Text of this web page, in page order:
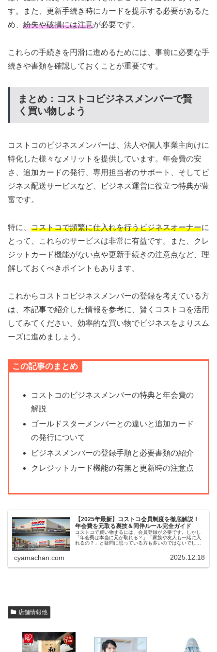
す。また、更新手続き時にカードを提示する必要があるた
め、 紛失や破損には注意が必要です。
これらの手続きを円滑に進めるためには、事前に必要な手
続きや書類を確認しておくことが重要です。
まとめ：コストコビジネスメンバーで賢
く買い物しよう
コストコのビジネスメンバーは、法人や個人事業主向けに
特化した様々なメリットを提供しています。年会費の安
さ、追加カードの発行、専用担当者のサポート、そしてビ
ジネス配送サービスなど、ビジネス運営に役立つ特典が豊
富です。
特に、 コストコで頻繁に仕入れを行うビジネスオーナーに
とって、これらのサービスは非常に有益です。また、クレ
ジットカード機能がない点や更新手続きの注意点など、理
解しておくべきポイントもあります。
これからコストコビジネスメンバーの登録を考えている方
は、本記事で紹介した情報を参考に、賢くコストコを活用
してみてください。効率的な買い物でビジネスをよりスム
ーズに進めましょう。
この記事のまとめ
コストコのビジネスメンバーの特典と年会費の
解説
ゴールドスターメンバーとの違いと追加カード
の発行について
ビジネスメンバーの登録手順と必要書類の紹介
クレジットカード機能の有無と更新時の注意点
【2025年最新】コストコ会員制度を徹底解説！
年会費を元取る裏技＆同伴ルール完全ガイド
コストコで買い物するには、会員登録が必要です。しかし
「年会費は本当に元が取れる？」「家族や友人も一緒に入
れるの？」と疑問に思っている方も多いのではないでしょ
cyamachan.com 2025.12.18
店舗情報他